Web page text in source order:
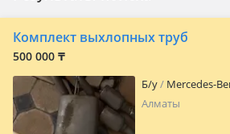
Комплект выхлопных труб
500 000 ₸
Б/y Mercedes-
Алматы